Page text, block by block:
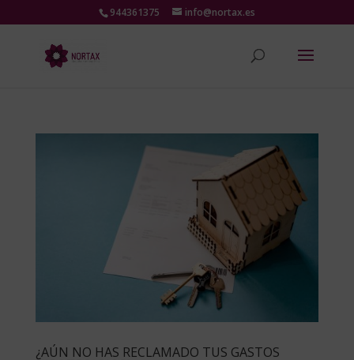
944361375 info@nortax.es
¿AÚN NO HAS RECLAMADO TUS GASTOS